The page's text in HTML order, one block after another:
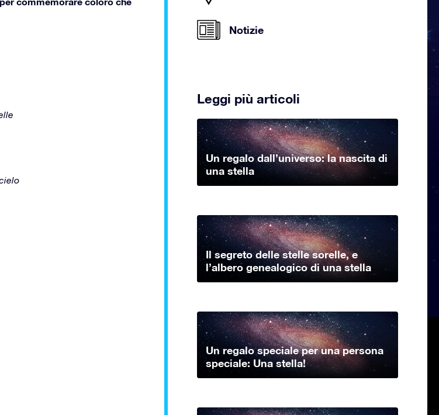
Notizie
Leggi più articoli
Un regalo dall’universo: la nascita di
una stella
Il segreto delle stelle sorelle, e
l’albero genealogico di una stella
Un regalo speciale per una persona
speciale: Una stella!